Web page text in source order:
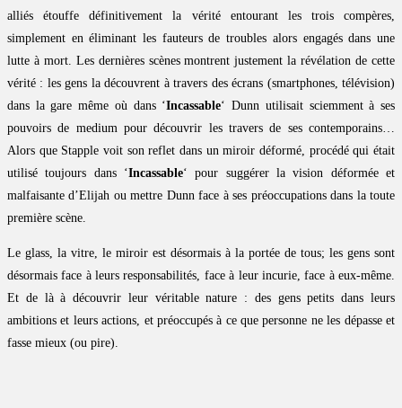
alliés étouffe définitivement la vérité entourant les trois compères,
simplement en éliminant les fauteurs de troubles alors engagés dans une
lutte à mort. Les dernières scènes montrent justement la révélation de cette
vérité : les gens la découvrent à travers des écrans (smartphones, télévision)
dans la gare même où dans ‘Incassable‘ Dunn utilisait sciemment à ses
pouvoirs de medium pour découvrir les travers de ses contemporains…
Alors que Stapple voit son reflet dans un miroir déformé, procédé qui était
utilisé toujours dans ‘Incassable‘ pour suggérer la vision déformée et
malfaisante d’Elijah ou mettre Dunn face à ses préoccupations dans la toute
première scène.
Le glass, la vitre, le miroir est désormais à la portée de tous; les gens sont
désormais face à leurs responsabilités, face à leur incurie, face à eux-même.
Et de là à découvrir leur véritable nature : des gens petits dans leurs
ambitions et leurs actions, et préoccupés à ce que personne ne les dépasse et
fasse mieux (ou pire).